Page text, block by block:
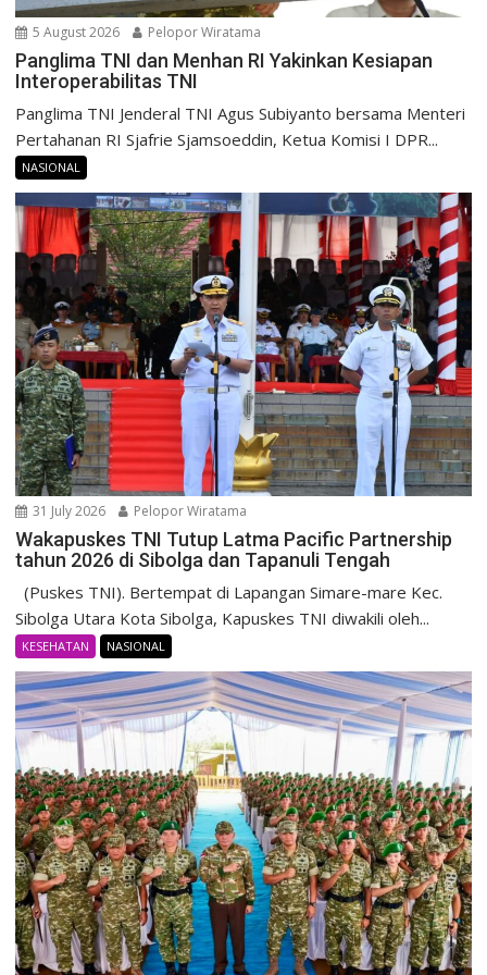
5 August 2026 Pelopor Wiratama
Panglima TNI dan Menhan RI Yakinkan Kesiapan
Interoperabilitas TNI
Panglima TNI Jenderal TNI Agus Subiyanto bersama Menteri
Pertahanan RI Sjafrie Sjamsoeddin, Ketua Komisi I DPR...
NASIONAL
31 July 2026 Pelopor Wiratama
Wakapuskes TNI Tutup Latma Pacific Partnership
tahun 2026 di Sibolga dan Tapanuli Tengah
(Puskes TNI). Bertempat di Lapangan Simare-mare Kec.
Sibolga Utara Kota Sibolga, Kapuskes TNI diwakili oleh...
KESEHATAN NASIONAL